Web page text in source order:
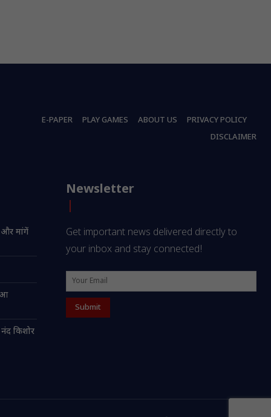
E-PAPER PLAY GAMES ABOUT US
PRIVACY POLICY
DISCLAIMER
और मांगें
किशोर
Newsletter
Get important news delivered directly to
your inbox and stay connected!